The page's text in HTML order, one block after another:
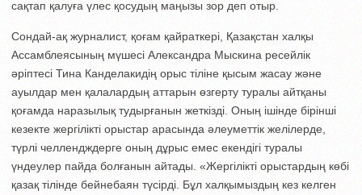
сақтап қалуға үлес қосудың маңызы зор деп отыр.
Сондай-ақ журналист, қоғам қайрат­кері, Қазақстан халқы
Ассамблеясының мүшесі Александра Мыскина ресейлік
әріптесі Тина Канделакидің орыс тілі­не қысым жасау және
ауылдар мен қалалар­дың аттарын өзгерту туралы айтқаны
қоғамда наразылық тудырғанын жеткізді. Оның ішінде бірінші
кезекте жергілікті орыстар арасында әлеуметтік желілерде,
түрлі челлендждерге оның дұрыс емес екендігі туралы
үндеулер пайда болғанын айтады. «Жергілікті орыстардың көбі
қазақ тілінде бейнебаян түсірді. Бұл хал­қы­мыздың кез келген